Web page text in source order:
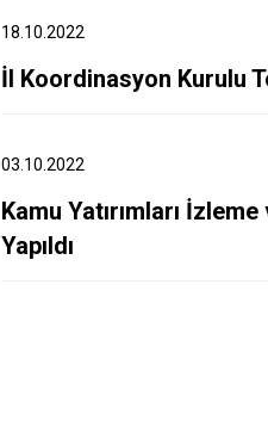
18.10.2022
İl Koordinasyon Kurulu
03.10.2022
Kamu Yatırımları
Yapıldı